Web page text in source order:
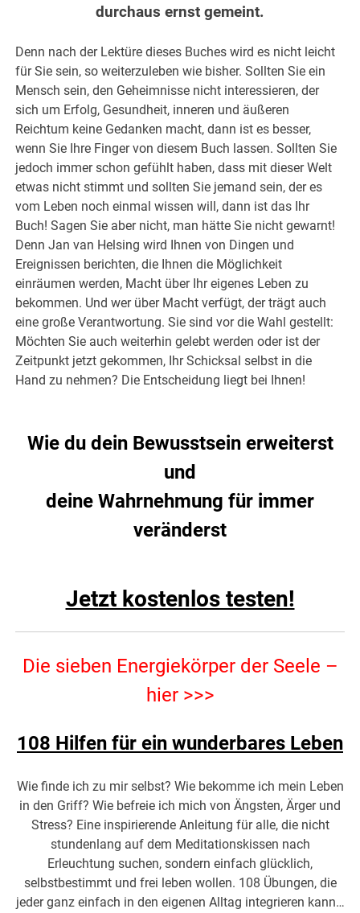
durchaus ernst gemeint.
Denn nach der Lektüre dieses Buches wird es nicht leicht
für Sie sein, so weiterzuleben wie bisher. Sollten Sie ein
Mensch sein, den Geheimnisse nicht interessieren, der
sich um Erfolg, Gesundheit, inneren und äußeren
Reichtum keine Gedanken macht, dann ist es besser,
wenn Sie Ihre Finger von diesem Buch lassen. Sollten Sie
jedoch immer schon gefühlt haben, dass mit dieser Welt
etwas nicht stimmt und sollten Sie jemand sein, der es
vom Leben noch einmal wissen will, dann ist das Ihr
Buch! Sagen Sie aber nicht, man hätte Sie nicht gewarnt!
Denn Jan van Helsing wird Ihnen von Dingen und
Ereignissen berichten, die Ihnen die Möglichkeit
einräumen werden, Macht über Ihr eigenes Leben zu
bekommen. Und wer über Macht verfügt, der trägt auch
eine große Verantwortung. Sie sind vor die Wahl gestellt:
Möchten Sie auch weiterhin gelebt werden oder ist der
Zeitpunkt jetzt gekommen, Ihr Schicksal selbst in die
Hand zu nehmen? Die Entscheidung liegt bei Ihnen!
Wie du dein Bewusstsein erweiterst
und
deine Wahrnehmung für immer
veränderst
Jetzt kostenlos testen!
Die sieben Energiekörper der Seele –
hier >>>
108 Hilfen für ein wunderbares Leben
Wie finde ich zu mir selbst? Wie bekomme ich mein Leben
in den Griff? Wie befreie ich mich von Ängsten, Ärger und
Stress? Eine inspirierende Anleitung für alle, die nicht
stundenlang auf dem Meditationskissen nach
Erleuchtung suchen, sondern einfach glücklich,
selbstbestimmt und frei leben wollen. 108 Übungen, die
jeder ganz einfach in den eigenen Alltag integrieren kann…